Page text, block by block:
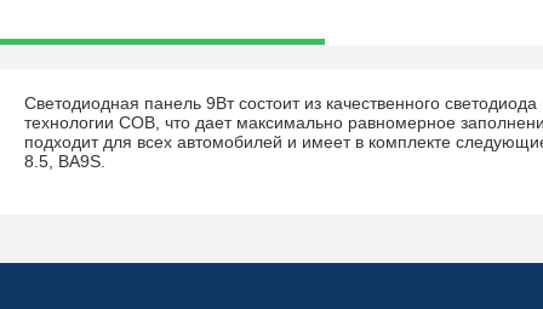
Светодиодная панель 9Вт состоит из качественного
технологии COB, что дает максимально равномерное
подходит для всех автомобилей и имеет в комплекте
8.5, BA9S.